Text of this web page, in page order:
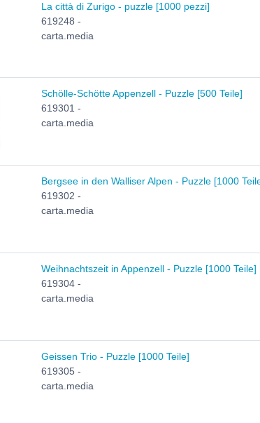
La città di Zurigo - puzzle [1000 pezzi]
619248 -
carta.media
Schölle-Schötte Appenzell - Puzzle [500 Teile]
619301 -
carta.media
Bergsee in den Walliser Alpen - Puzzle [1000
619302 -
carta.media
Weihnachtszeit in Appenzell - Puzzle [1000 Teile]
619304 -
carta.media
Geissen Trio - Puzzle [1000 Teile]
619305 -
carta.media